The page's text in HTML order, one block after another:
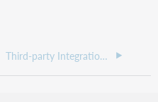
Third-party Integration Workflow